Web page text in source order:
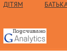
ДІТЯМ